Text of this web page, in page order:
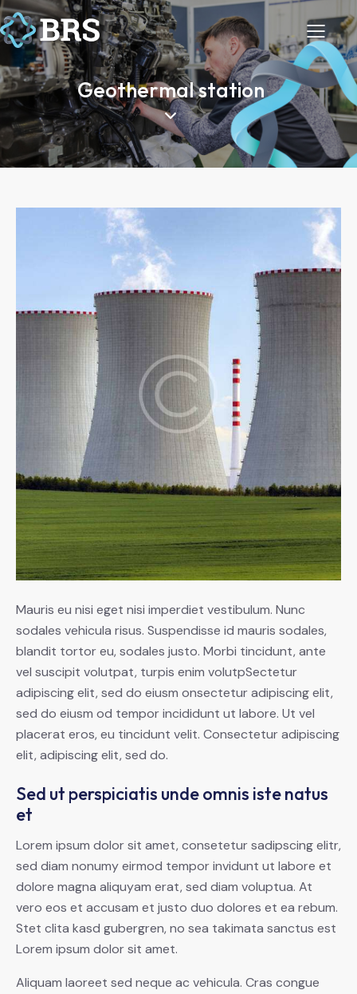
Geothermal station
Mauris eu nisi eget nisi imperdiet vestibulum. Nunc
sodales vehicula risus. Suspendisse id mauris sodales,
blandit tortor eu, sodales justo. Morbi tincidunt, ante
vel suscipit volutpat, turpis enim volutpSectetur
adipiscing elit, sed do eiusm onsectetur adipiscing elit,
sed do eiusm od tempor incididunt ut labore. Ut vel
placerat eros, eu tincidunt velit. Consectetur adipiscing
elit, adipiscing elit, sed do.
Sed ut perspiciatis unde omnis iste natus
et
Lorem ipsum dolor sit amet, consetetur sadipscing elitr,
sed diam nonumy eirmod tempor invidunt ut labore et
dolore magna aliquyam erat, sed diam voluptua. At
vero eos et accusam et justo duo dolores et ea rebum.
Stet clita kasd gubergren, no sea takimata sanctus est
Lorem ipsum dolor sit amet.
Aliquam laoreet sed neque ac vehicula. Cras congue